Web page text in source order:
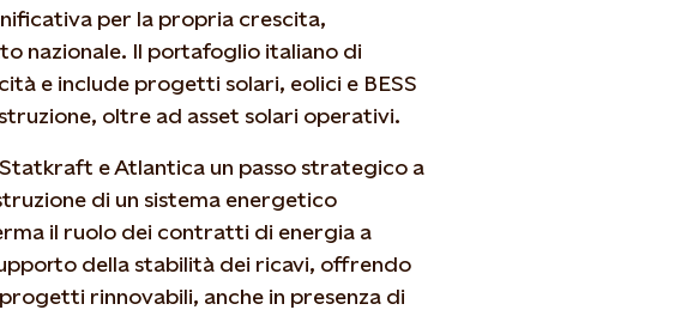
per la propria crescita,
nazionale. Il portafoglio italiano di
e include progetti solari, eolici e BESS
oltre ad asset solari operativi.
e Atlantica un passo strategico a
di un sistema energetico
il ruolo dei contratti di energia a
della stabilità dei ricavi, offrendo
rinnovabili, anche in presenza di